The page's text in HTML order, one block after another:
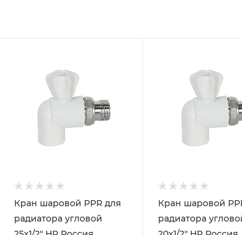
Кран шаровой PPR для
радиатора угловой
Кран шаровой
радиатора